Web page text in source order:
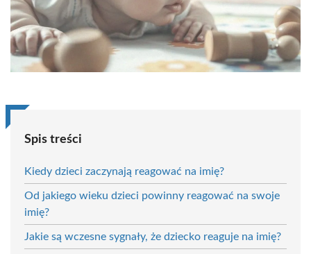
Spis treści
Kiedy dzieci zaczynają reagować na imię?
Od jakiego wieku dzieci powinny reagować na swoje
imię?
Jakie są wczesne sygnały, że dziecko reaguje na imię?